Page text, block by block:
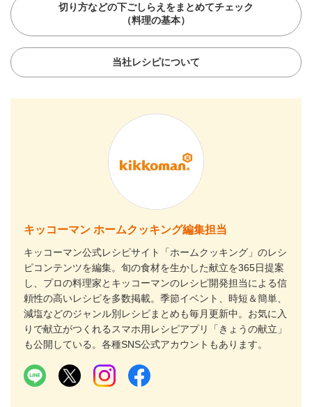
切り方などの下ごしらえをまとめてチェック
（料理の基本）
当社レシピについて
キッコーマン ホームクッキング編集担当
キッコーマン公式レシピサイト「ホームクッキング」のレシ
ピコンテンツを編集。旬の食材を生かした献立を365日提案
し、プロの料理家とキッコーマンのレシピ開発担当による信
頼性の高いレシピを多数掲載。季節イベント、時短＆簡単、
減塩などのジャンル別レシピまとめも毎月更新中。お気に入
りで献立がつくれるスマホ用レシピアプリ「きょうの献立」
も公開している。各種SNS公式アカウントもあります。